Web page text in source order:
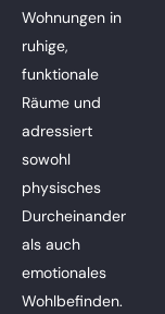
Wohnungen in
ruhige,
funktionale
Räume und
adressiert
sowohl
physisches
Durcheinander
als auch
emotionales
Wohlbefinden.